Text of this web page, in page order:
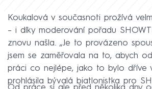
Koukalová v současnoti prožívá
– i díky moderování pořadu
znovu našla. „Je to provázeno
jsem se zaměřovala na to, abych
práci co nejlépe, jako to bylo dříve
prohlásila bývalá biatlonistka pro